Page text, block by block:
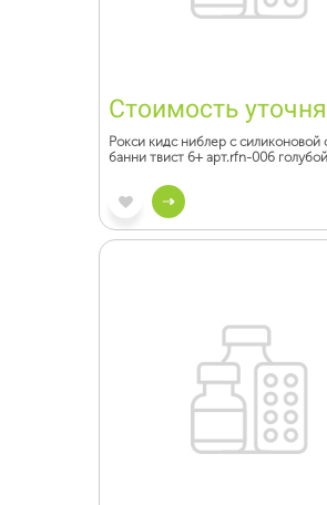
Стоимость
Рокси кидс ниблер с силиконовой
банни твист 6+ арт.rfn-006 голубой